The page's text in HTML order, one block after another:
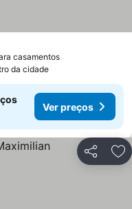
casamentos
da cidade
Ver preços
Partilhar